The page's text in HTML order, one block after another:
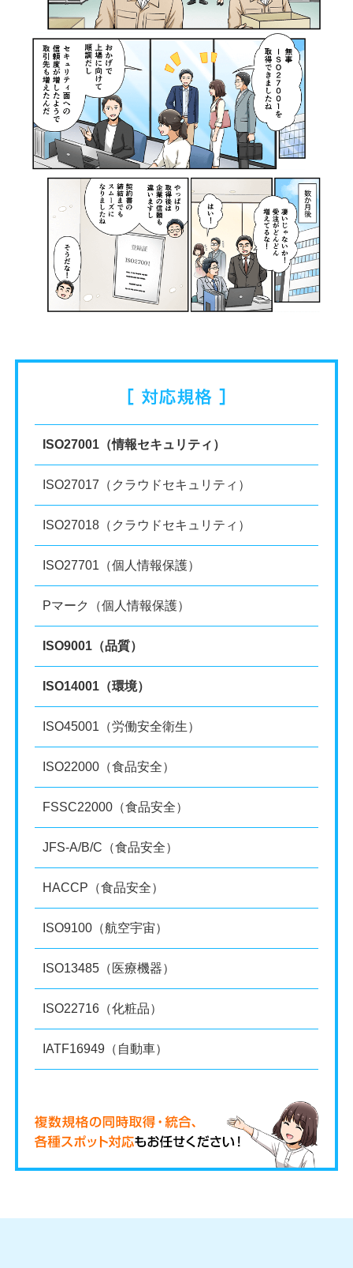
ISO27001（情報セキュリティ）
ISO27017（クラウドセキュリティ）
ISO27018（クラウドセキュリティ）
ISO27701（個人情報保護）
Pマーク（個人情報保護）
ISO9001（品質）
ISO14001（環境）
ISO45001（労働安全衛生）
ISO22000（食品安全）
FSSC22000（食品安全）
JFS-A/B/C（食品安全）
HACCP（食品安全）
ISO9100（航空宇宙）
ISO13485（医療機器）
ISO22716（化粧品）
IATF16949（自動車）